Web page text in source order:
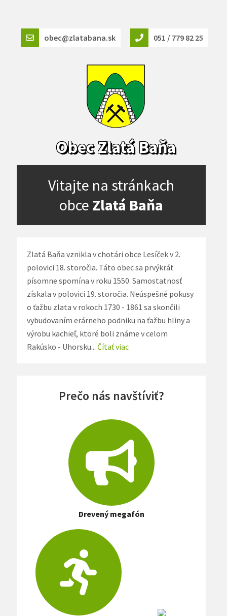
obec@zlatabana.sk 051 / 779 82 25
Obec Zlatá Baňa
Vitajte na stránkach
obce Zlatá Baňa
Zlatá Baňa vznikla v chotári obce Lesíček v 2.
polovici 18. storočia. Táto obec sa prvýkrát
písomne spomína v roku 1550. Samostatnosť
získala v polovici 19. storočia. Neúspešné pokusy
o ťažbu zlata v rokoch 1730 - 1861 sa skončili
vybudovaním erárneho podniku na ťažbu hliny a
výrobu kachieľ, ktoré boli známe v celom
Rakúsko - Uhorsku...Čítať viac
Prečo nás navštíviť?
Drevený megafón